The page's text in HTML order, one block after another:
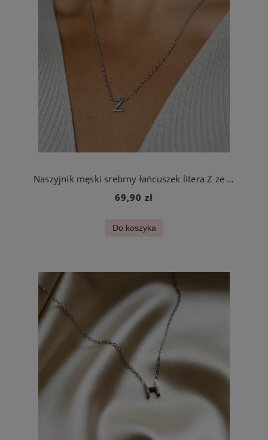
Naszyjnik męski srebrny łańcuszek litera Z ze stali szlachetnej
69,90 zł
Do koszyka